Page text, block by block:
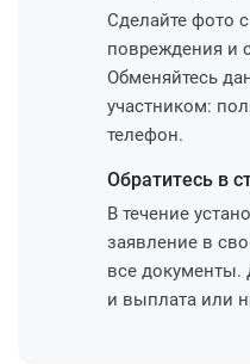
Сделайте фото
повреждения и
Обменяйтесь
участником:
телефон.
Обратитесь в
В течение
заявление в
все документы.
и выплата или